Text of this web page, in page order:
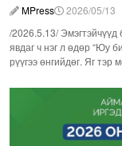
MPress
2026/05/13
/2026.5.13/ Эмэгтэйчүүд
явдаг ч нэг л өдөр “Юу
рүүгээ өнгийдөг. Яг тэр